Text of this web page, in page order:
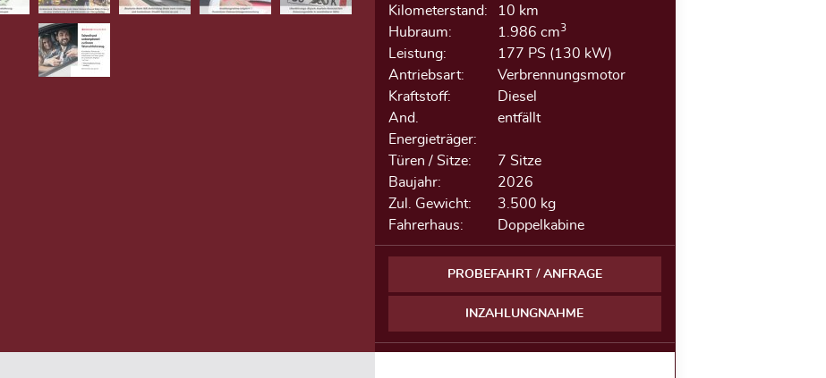
Kilometerstand:
10 km
Hubraum:
1.986 cm3
Leistung:
177 PS (130 kW)
Antriebsart:
Verbrennungsmotor
Kraftstoff:
Diesel
And.
Energieträger:
entfällt
Türen / Sitze:
7 Sitze
Baujahr:
2026
Zul. Gewicht:
3.500 kg
Fahrerhaus:
Doppelkabine
PROBEFAHRT / ANFRAGE
INZAHLUNGNAHME